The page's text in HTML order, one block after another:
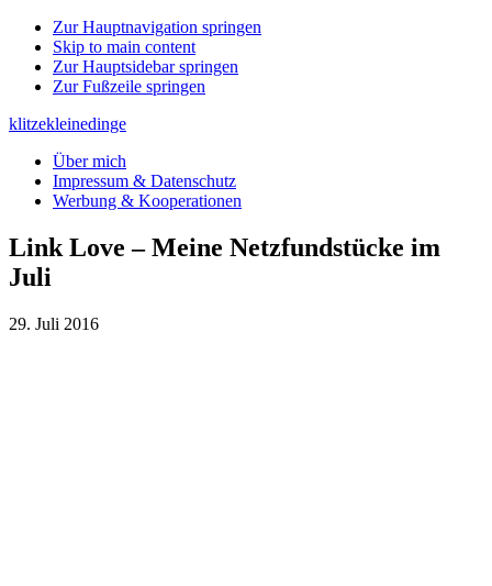
Zur Hauptnavigation springen
Skip to main content
Zur Hauptsidebar springen
Zur Fußzeile springen
klitzekleinedinge
Über mich
Impressum & Datenschutz
Werbung & Kooperationen
Link Love – Meine Netzfundstücke im
Juli
29. Juli 2016